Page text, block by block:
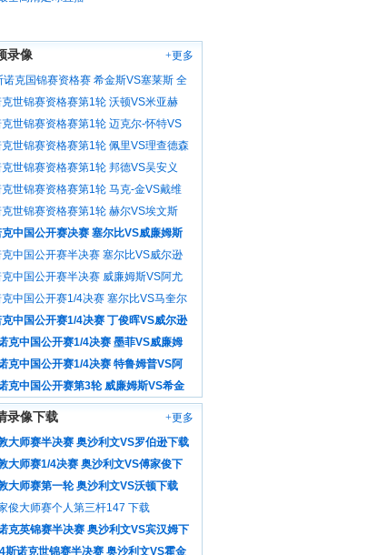
录像
+更多
诺克国锦赛资格赛 希金斯VS塞莱斯 全
世锦赛资格赛第1轮 沃顿VS米亚赫
世锦赛资格赛第1轮 迈克尔-怀特VS
像世锦赛资格赛第1轮 佩里VS理查德森
世锦赛资格赛第1轮 邦德VS吴安义
世锦赛资格赛第1轮 马克-金VS戴维
世锦赛资格赛第1轮 赫尔VS埃文斯
中国公开赛决赛 塞尔比VS威廉姆斯
中国公开赛半决赛 塞尔比VS威尔逊
中国公开赛半决赛 威廉姆斯VS阿尤
中国公开赛1/4决赛 塞尔比VS马奎尔
中国公开赛1/4决赛 丁俊晖VS威尔逊
克中国公开赛1/4决赛 墨菲VS威廉姆
克中国公开赛1/4决赛 特鲁姆普VS阿
克中国公开赛第3轮 威廉姆斯VS希金
录像下载
+更多
大师赛半决赛 奥沙利文VS罗伯逊下载
大师赛1/4决赛 奥沙利文VS傅家俊下
大师赛第一轮 奥沙利文VS沃顿下载
俊大师赛个人第三杆147 下载
克英锦赛半决赛 奥沙利文VS宾汉姆下
斯诺克世锦赛半决赛 奥沙利文VS霍金